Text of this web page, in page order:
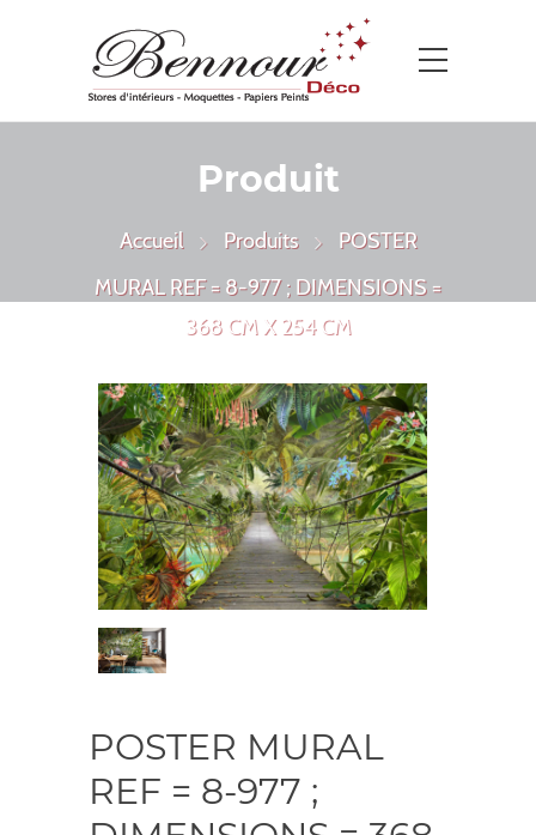
Produit
Accueil Produits
POSTER
MURAL REF = 8-977 ; DIMENSIONS =
368 CM X 254 CM
POSTER MURAL
REF = 8-977 ;